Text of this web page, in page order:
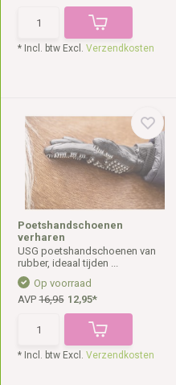
* Incl. btw Excl.Verzendkosten
Poetshandschoenen
verharen
USG poetshandschoenen van
rubber, ideaal tijden ...
Op voorraad
AVP16,95 12,95*
* Incl. btw Excl.Verzendkosten